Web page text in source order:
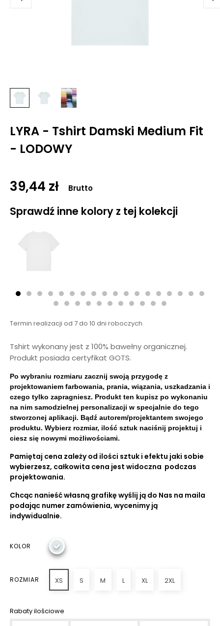
LYRA - Tshirt Damski Medium Fit
- LODOWY
39,44 zł Brutto
Sprawdź inne kolory z tej kolekcji
Termin realizacji od 7 do 10 dni roboczych
Tshirt wykonany jest z 100% bawełny organicznej.
Produkt posiada certyfikat GOTS.
Po wybraniu rozmiaru zacznij swoją przygodę z
projektowaniem farbowania, prania, wiązania, uszkadzania i
czego tylko zapragniesz. Produkt ten kupisz po wykonaniu
na nim samodzielnej personalizacji w specjalnie do tego
stworzonej aplikacji. Bądź autorem/projektantem swojego
produktu. Wybierz rozmiar, ilość sztuk naciśnij projektuj i
ciesz się nowymi możliwościami.
Pamiętaj cena zależy od ilości sztuk i efektu jaki sobie
wybierzesz, całkowita cena jest widoczna podczas
projektowania.
Chcąc nanieść własną grafikę wyślij ją do Nas na maila
podając numer zamówienia, wycenimy ją
indywidualnie.
KOLOR
ROZMIAR XS S M L XL 2XL
Rabaty ilościowe